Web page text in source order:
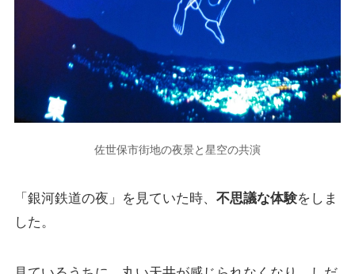
佐世保市街地の夜景と星空の共演
「銀河鉄道の夜」を見ていた時、 不思議な体験をしま
した。